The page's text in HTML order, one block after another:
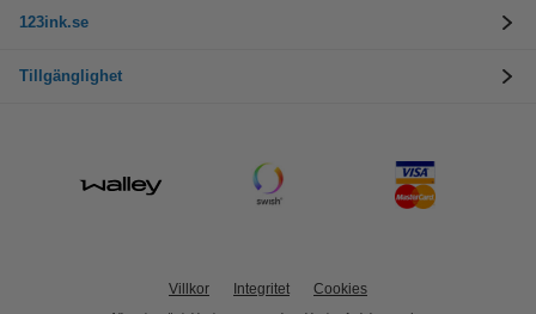
123ink.se
Tillgänglighet
Villkor Integritet Cookies